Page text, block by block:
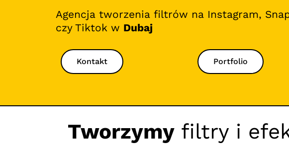
Agencja tworzenia filtrów na Instagram,
czy Tiktok w Dubaj
Kontakt Portfolio
Tworzymyfiltry i